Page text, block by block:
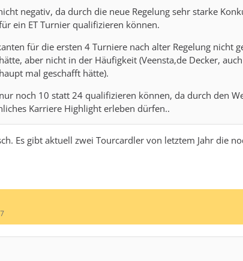
negativ, da durch die neue Regelung sehr starke
ein ET Turnier qualifizieren können.
für die ersten 4 Turniere nach alter Regelung nicht
aber nicht in der Häufigkeit (Veensta,de Decker,
mal geschafft hätte).
noch 10 statt 24 qualifizieren können, da durch den
Karriere Highlight erleben dürfen..
Es gibt aktuell zwei Tourcardler von letztem Jahr die